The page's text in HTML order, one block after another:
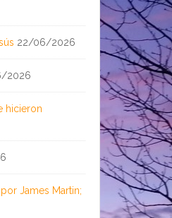
22/06/2026
2026
hicieron
James Martin;